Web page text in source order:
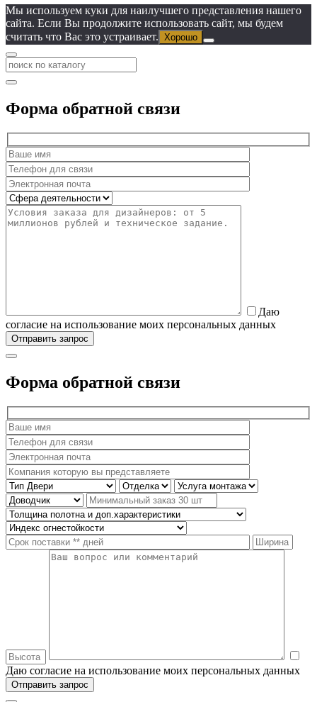
Мы используем куки для наилучшего представления нашего
сайта. Если Вы продолжите использовать сайт, мы будем
считать что Вас это устраивает. Хорошо
Форма обратной связи
Даю
согласие на использование моих персональных данных
Форма обратной связи
Даю согласие на использование моих персональных данных